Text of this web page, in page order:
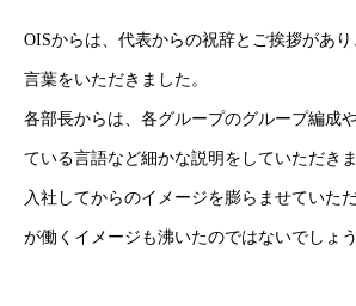
OISからは、代表からの祝辞とご挨拶があ
言葉をいただきました。
各部長からは、各グループのグループ編成
ている言語など細かな説明をしていただきま
入社してからのイメージを膨らませていた
が働くイメージも沸いたのではないでしょう